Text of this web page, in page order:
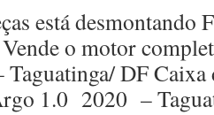
está
o motor
DF
1.0 2020 –